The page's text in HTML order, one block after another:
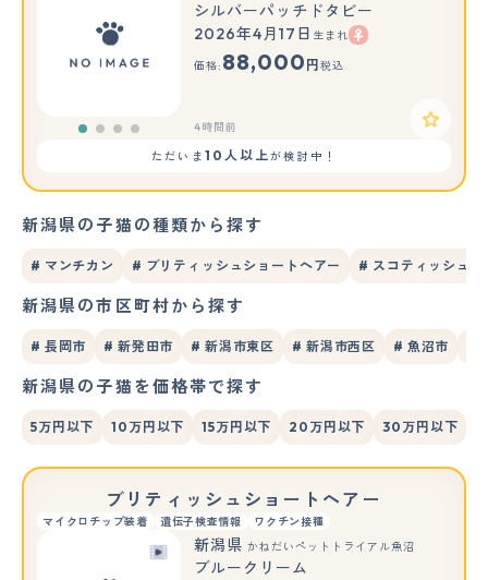
シルバーパッチドタビー
2026年4月17日 生まれ
価格: 88,000 円 税込
4時間前
ただいま 10人以上が検討中！
新潟県の子猫の種類から探す
# マンチカン # ブリティッシュショートヘアー # スコティッシュフ
新潟県の市区町村から探す
# 長岡市 # 新発田市 # 新潟市東区 # 新潟市西区 # 魚沼市
新潟県の子猫を価格帯で探す
5万円以下 10万円以下 15万円以下 20万円以下 30万円以下
ブリティッシュショートヘアー
マイクロチップ装着 遺伝子検査情報 ワクチン接種
新潟県 かねだいペットトライアル魚沼
ブルークリーム